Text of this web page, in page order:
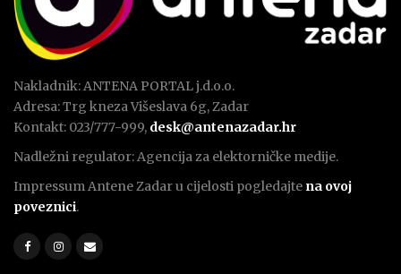
Nakladnik: ANTENA PORTAL j.d.o.o.
Adresa: Trg kneza Višeslava 6g, Zadar
Kontakt: 023/777-999, desk@antenazadar.hr
Nadležni regulator: Agencija za elektorničke medije.
Impressum Antene Zadar u cijelosti pogledajte na ovoj
poveznici.